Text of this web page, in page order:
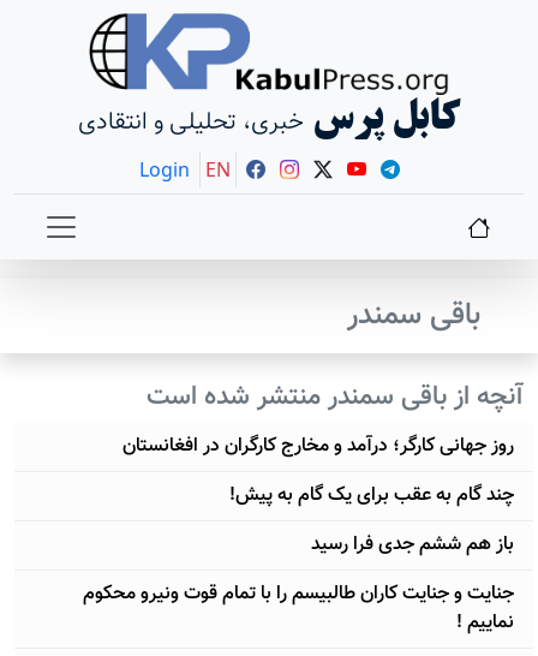
کابل پرس خبری، تحلیلی و انتقادی
Login EN
باقی سمندر
آنچه از باقی سمندر منتشر شده است
روز جهانی کارگر؛ درآمد و مخارج کارگران در افغانستان
چند گام به عقب برای یک گام به پیش!
باز هم ششم جدی فرا رسید
جنایت و جنایت کاران طالبیسم را با تمام قوت ونیرو محکوم
نماییم !